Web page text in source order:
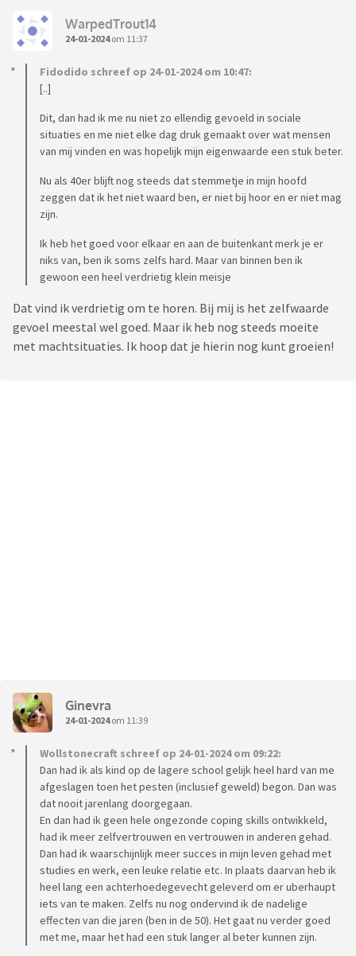
WarpedTrout14
24-01-2024om 11:37
Fidodido schreef op 24-01-2024 om 10:47:
[..]
Dit, dan had ik me nu niet zo ellendig gevoeld in sociale
situaties en me niet elke dag druk gemaakt over wat mensen
van mij vinden en was hopelijk mijn eigenwaarde een stuk beter.
Nu als 40er blijft nog steeds dat stemmetje in mijn hoofd
zeggen dat ik het niet waard ben, er niet bij hoor en er niet mag
zijn.
Ik heb het goed voor elkaar en aan de buitenkant merk je er
niks van, ben ik soms zelfs hard. Maar van binnen ben ik
gewoon een heel verdrietig klein meisje
Dat vind ik verdrietig om te horen. Bij mij is het zelfwaarde
gevoel meestal wel goed. Maar ik heb nog steeds moeite
met machtsituaties. Ik hoop dat je hierin nog kunt groeien!
Ginevra
24-01-2024om 11:39
Wollstonecraft schreef op 24-01-2024 om 09:22:
Dan had ik als kind op de lagere school gelijk heel hard van me
afgeslagen toen het pesten (inclusief geweld) begon. Dan was
dat nooit jarenlang doorgegaan.
En dan had ik geen hele ongezonde coping skills ontwikkeld,
had ik meer zelfvertrouwen en vertrouwen in anderen gehad.
Dan had ik waarschijnlijk meer succes in mijn leven gehad met
studies en werk, een leuke relatie etc. In plaats daarvan heb ik
heel lang een achterhoedegevecht geleverd om er uberhaupt
iets van te maken. Zelfs nu nog ondervind ik de nadelige
effecten van die jaren (ben in de 50). Het gaat nu verder goed
met me, maar het had een stuk langer al beter kunnen zijn.